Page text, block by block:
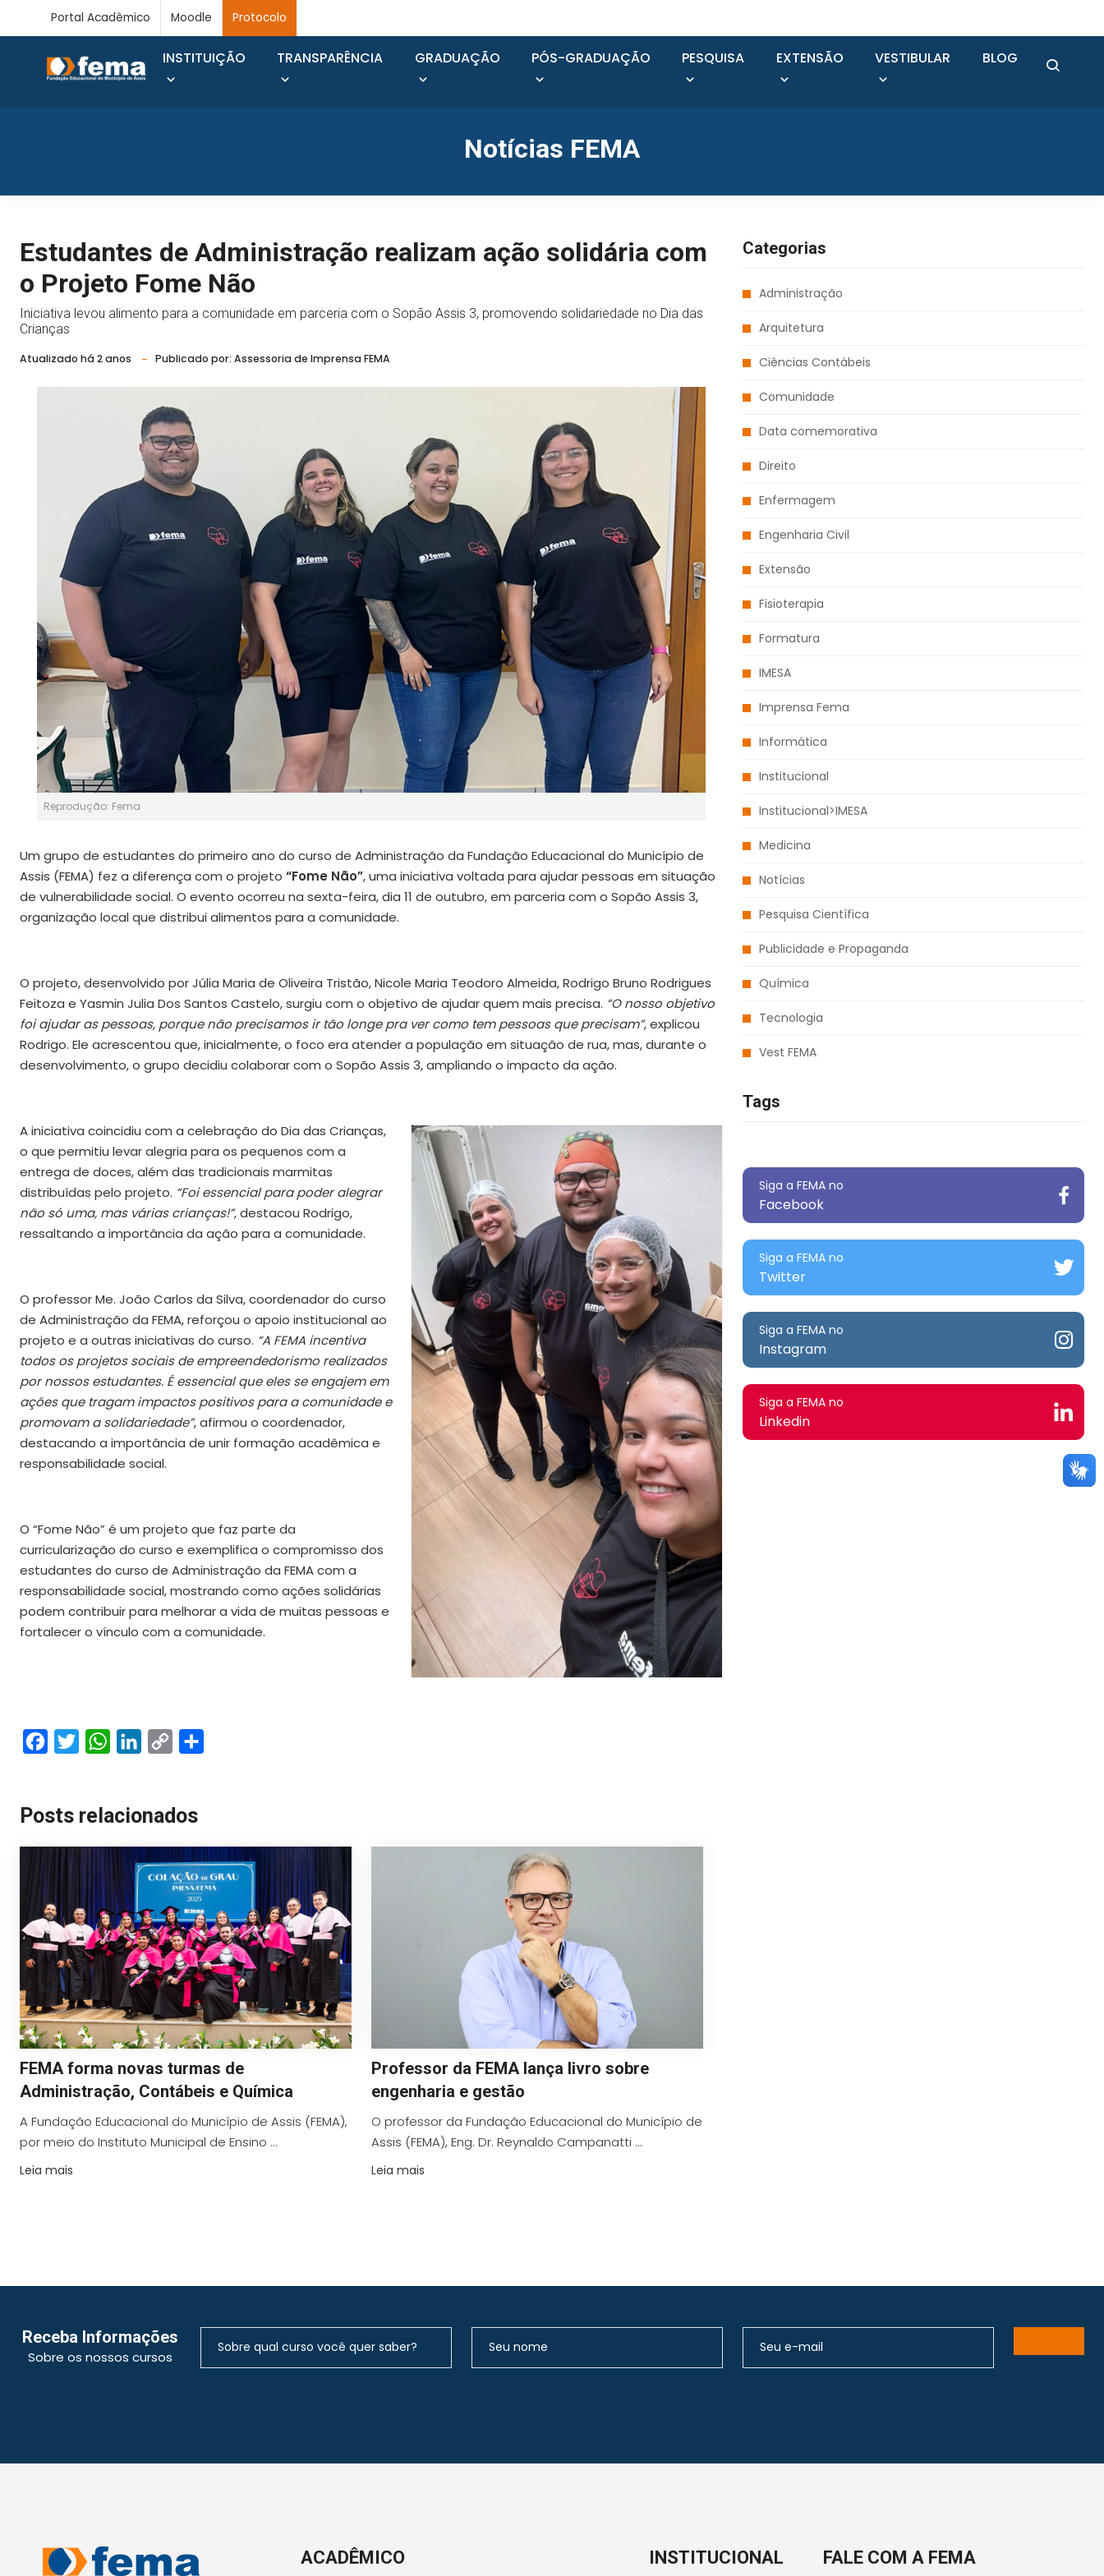
Portal Acadêmico Moodle Protocolo
INSTITUIÇÃO TRANSPARÊNCIA GRADUAÇÃO PÓS-GRADUAÇÃO PESQUISA EXTENSÃO VESTIBULAR BLOG
Notícias FEMA
Estudantes de Administração realizam ação solidária com
o Projeto Fome Não
Iniciativa levou alimento para a comunidade em parceria com o Sopão Assis 3, promovendo solidariedade no Dia das
Crianças
Atualizado há 2 anos Publicado por: Assessoria de Imprensa FEMA
Reprodução: Fema
Um grupo de estudantes do primeiro ano do curso de Administração da Fundação Educacional do Município de
Assis (FEMA) fez a diferença com o projeto “Fome Não”, uma iniciativa voltada para ajudar pessoas em situação
de vulnerabilidade social. O evento ocorreu na sexta-feira, dia 11 de outubro, em parceria com o Sopão Assis 3,
organização local que distribui alimentos para a comunidade.
O projeto, desenvolvido por Júlia Maria de Oliveira Tristão, Nicole Maria Teodoro Almeida, Rodrigo Bruno Rodrigues
Feitoza e Yasmin Julia Dos Santos Castelo, surgiu com o objetivo de ajudar quem mais precisa. “O nosso objetivo
foi ajudar as pessoas, porque não precisamos ir tão longe pra ver como tem pessoas que precisam”, explicou
Rodrigo. Ele acrescentou que, inicialmente, o foco era atender a população em situação de rua, mas, durante o
desenvolvimento, o grupo decidiu colaborar com o Sopão Assis 3, ampliando o impacto da ação.
A iniciativa coincidiu com a celebração do Dia das Crianças,
o que permitiu levar alegria para os pequenos com a
entrega de doces, além das tradicionais marmitas
distribuídas pelo projeto. “Foi essencial para poder alegrar
não só uma, mas várias crianças!”, destacou Rodrigo,
ressaltando a importância da ação para a comunidade.
O professor Me. João Carlos da Silva, coordenador do curso
de Administração da FEMA, reforçou o apoio institucional ao
projeto e a outras iniciativas do curso. “A FEMA incentiva
todos os projetos sociais de empreendedorismo realizados
por nossos estudantes. É essencial que eles se engajem em
ações que tragam impactos positivos para a comunidade e
promovam a solidariedade”, afirmou o coordenador,
destacando a importância de unir formação acadêmica e
responsabilidade social.
O “Fome Não” é um projeto que faz parte da
curricularização do curso e exemplifica o compromisso dos
estudantes do curso de Administração da FEMA com a
responsabilidade social, mostrando como ações solidárias
podem contribuir para melhorar a vida de muitas pessoas e
fortalecer o vínculo com a comunidade.
FacebookTwitterWhatsAppLinkedIn
Copy
Posts relacionados
FEMA forma novas turmas de
Administração, Contábeis e Química
A Fundação Educacional do Município de Assis (FEMA),
por meio do Instituto Municipal de Ensino ...
Leia mais
Professor da FEMA lança livro sobre
engenharia e gestão
O professor da Fundação Educacional do Município de
Assis (FEMA), Eng. Dr. Reynaldo Campanatti ...
Leia mais
Categorias
Administração
Arquitetura
Ciências Contábeis
Comunidade
Data comemorativa
Direito
Enfermagem
Engenharia Civil
Extensão
Fisioterapia
Formatura
IMESA
Imprensa Fema
Informática
Institucional
Institucional>IMESA
Medicina
Notícias
Pesquisa Científica
Publicidade e Propaganda
Química
Tecnologia
Vest FEMA
Tags
Siga a FEMA no
Facebook
Siga a FEMA no
Twitter
Siga a FEMA no
Instagram
Siga a FEMA no
Linkedin
Receba Informações
Sobre os nossos cursos
ACADÊMICO INSTITUCIONAL FALE COM A FEMA